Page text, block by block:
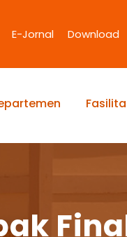
E-Jornal Download